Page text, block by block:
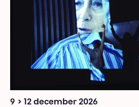
9 > 12 december 2026